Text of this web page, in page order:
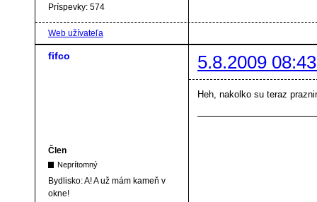
Príspevky: 574
Web užívateľa
fifco 5.8.2009
Člen
Neprítomný
Bydlisko:A! A už mám kameň v
okne!
Heh, nakolko su teraz